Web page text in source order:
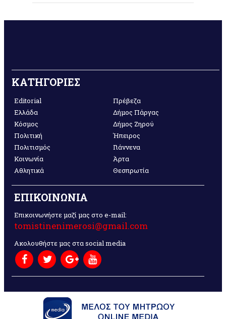
ΚΑΤΗΓΟΡΙΕΣ
Editorial
Ελλάδα
Κόσμος
Πολιτική
Πολιτισμός
Κοινωνία
Αθλητικά
Πρέβεζα
Δήμος Πάργας
Δήμος Ζηρού
Ήπειρος
Γιάννενα
Άρτα
Θεσπρωτία
ΕΠΙΚΟΙΝΩΝΙΑ
Επικοινωνήστε μαζί μας στο e-mail:
tomistinenimerosi@gmail.com
Ακολουθήστε μας στα social media